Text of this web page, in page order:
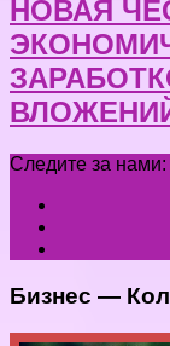
НОВАЯ
Следите за нами:
Бизнес —